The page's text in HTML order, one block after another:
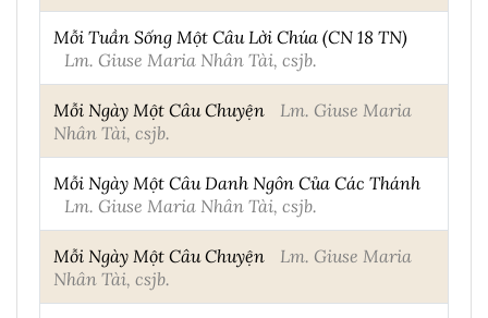
Mỗi Tuần Sống Một Câu Lời Chúa (CN 18 TN)
Lm. Giuse Maria Nhân Tài, csjb.
Mỗi Ngày Một Câu Chuyện
Lm. Giuse Maria
Nhân Tài, csjb.
Mỗi Ngày Một Câu Danh Ngôn Của Các Thánh
Lm. Giuse Maria Nhân Tài, csjb.
Mỗi Ngày Một Câu Chuyện
Lm. Giuse Maria
Nhân Tài, csjb.